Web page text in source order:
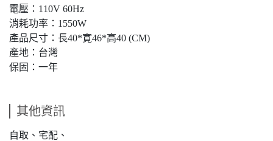
電壓：110V 60Hz
消耗功率：1550W
產品尺寸：長40*寛46*高40 (CM)
產地：台灣
保固：一年
其他資訊
自取、宅配、